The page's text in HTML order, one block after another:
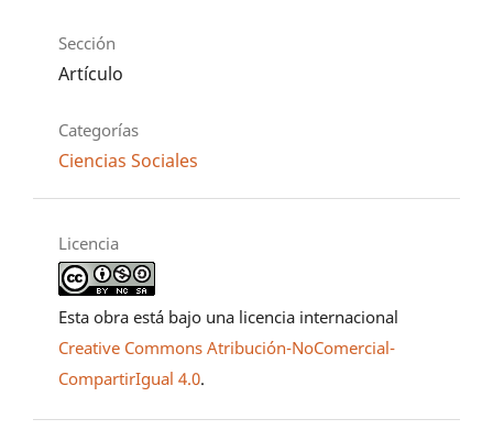
Sección
Artículo
Categorías
Ciencias Sociales
Licencia
Esta obra está bajo una licencia internacional
Creative Commons Atribución-NoComercial-
CompartirIgual 4.0.